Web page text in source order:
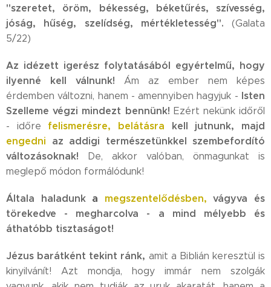
"szeretet, öröm, békesség, béketűrés, szívesség,
jóság, hűség, szelídség, mértékletesség". (Galata
5/22)
Az idézett igerész folytatásából egyértelmű, hogy
ilyenné kell válnunk!
Ám az ember nem képes
érdemben változni, hanem - amennyiben hagyjuk - Isten
Szelleme végzi mindezt bennünk! Ezért nekünk időről
- időre felismerésre, belátásra kell jutnunk, majd
engedni az addigi természetünkkel szembefordító
változásoknak! De, akkor valóban, önmagunkat is
meglepő módon formálódunk!
Általa haladunk a megszentelődésben,vágyva és
törekedve - megharcolva - a mind mélyebb és
áthatóbb tisztaságot!
Jézus barátként tekint ránk, amit a Biblián keresztül is
kinyilvánít! Azt mondja, hogy immár nem szolgák